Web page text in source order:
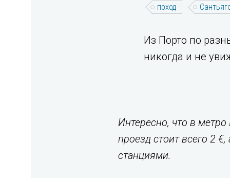
поход
Из Порто по
никогда и не
Интересно, что в
проезд стоит всего 2
станциями.